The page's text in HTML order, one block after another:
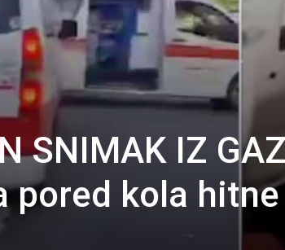
SNIMAK IZ
pored kola